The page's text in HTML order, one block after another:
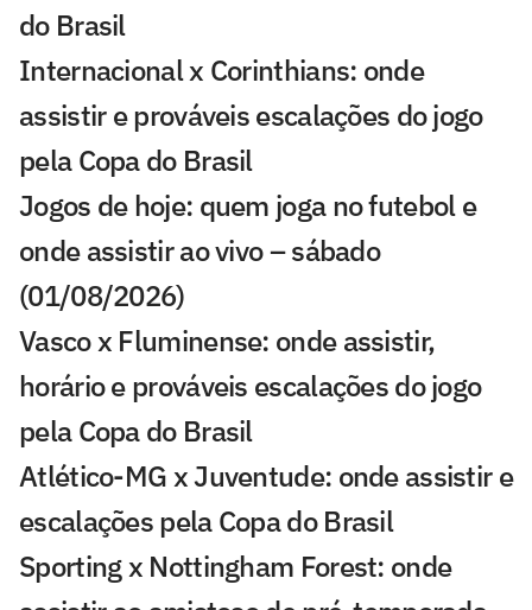
do Brasil
Internacional x Corinthians: onde
assistir e prováveis escalações do jogo
pela Copa do Brasil
Jogos de hoje: quem joga no futebol e
onde assistir ao vivo – sábado
(01/08/2026)
Vasco x Fluminense: onde assistir,
horário e prováveis escalações do jogo
pela Copa do Brasil
Atlético-MG x Juventude: onde assistir e
escalações pela Copa do Brasil
Sporting x Nottingham Forest: onde